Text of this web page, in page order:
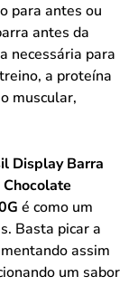
para antes ou
antes da
necessária para
a proteína
muscular,
Display Barra
Chocolate
é como um
Basta picar a
assim
um sabor